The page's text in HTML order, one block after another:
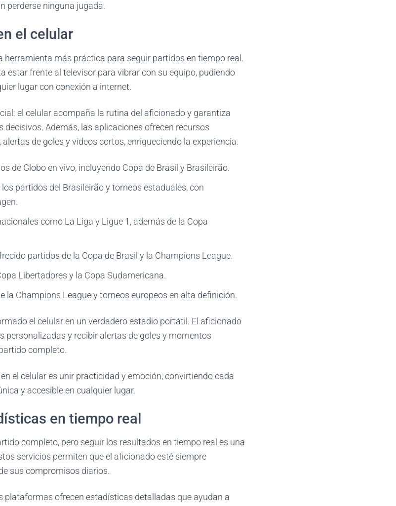
perderse ninguna jugada.
el celular
herramienta más práctica para seguir partidos en tiempo real.
estar frente al televisor para vibrar con su equipo, pudiendo
lugar con conexión a internet.
el celular acompaña la rutina del aficionado y garantiza
decisivos. Además, las aplicaciones ofrecen recursos
de goles y videos cortos, enriqueciendo la experiencia.
de Globo en vivo, incluyendo Copa de Brasil y Brasileirão.
partidos del Brasileirão y torneos estaduales, con
como La Liga y Ligue 1, además de la Copa
partidos de la Copa de Brasil y la Champions League.
Libertadores y la Copa Sudamericana.
la Champions League y torneos europeos en alta definición.
el celular en un verdadero estadio portátil. El aficionado
personalizadas y recibir alertas de goles y momentos
completo.
el celular es unir practicidad y emoción, convirtiendo cada
y accesible en cualquier lugar.
en tiempo real
completo, pero seguir los resultados en tiempo real es una
servicios permiten que el aficionado esté siempre
sus compromisos diarios.
plataformas ofrecen estadísticas detalladas que ayudan a